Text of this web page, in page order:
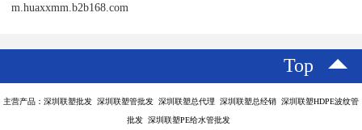
m.huaxxmm.b2b168.com
Top
主营产品：深圳联塑批发 深圳联塑管批发 深圳联塑总代理 深圳联塑总经销 深圳联塑HDPE波纹管
批发 深圳联塑PE给水管批发